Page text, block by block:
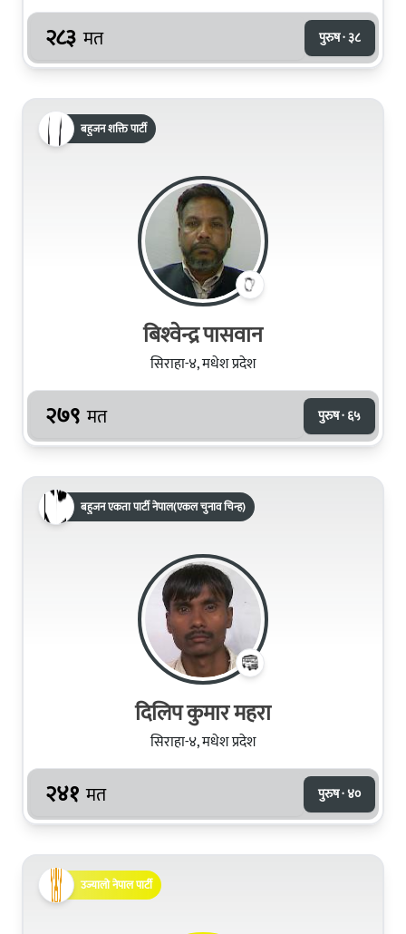
२८३ मत पुरुष · ३८
बहुजन शक्ति पार्टी
बिश्‍वेन्द्र पासवान
सिराहा-४, मधेश प्रदेश
२७९ मत पुरुष · ६५
बहुजन एकता पार्टी नेपाल(एकल चुनाव चिन्ह)
दिलिप कुमार महरा
सिराहा-४, मधेश प्रदेश
२४१ मत पुरुष · ४०
उज्यालो नेपाल पार्टी